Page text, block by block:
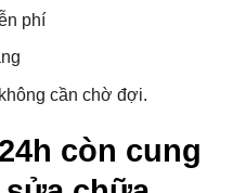
phí
cần chờ đợi.
còn cung